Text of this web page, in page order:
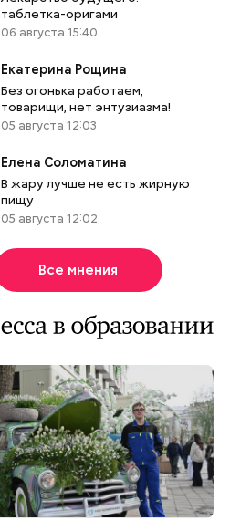
таблетка-оригами
06 августа 15:40
Екатерина Рощина
Без огонька работаем,
товарищи, нет энтузиазма!
05 августа 12:03
Елена Соломатина
В жару лучше не есть жирную
пищу
05 августа 12:02
Все мнения